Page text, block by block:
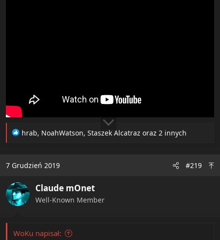
R
t
o
n
s
hrab, NoahWatson, Staszek Alcatraz oraz 2 innych
7 Grudzień 2019 #219
Claude mOnet
Well-Known Member
WoKu napisał: